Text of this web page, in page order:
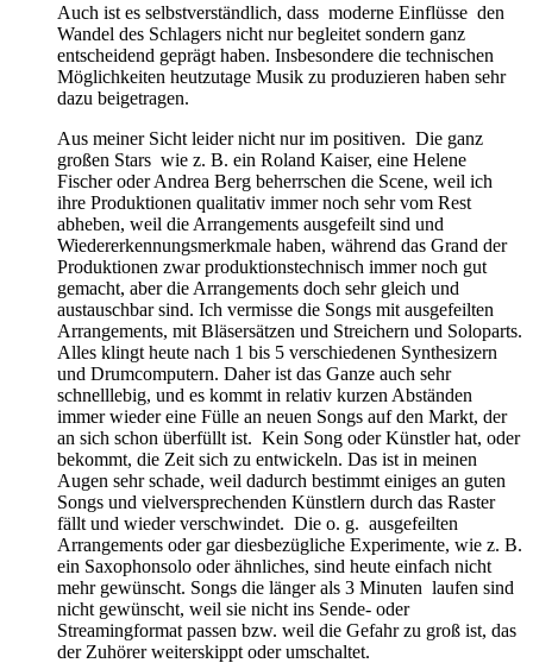
Auch ist es selbstverständlich, dass moderne Einflüsse den
Wandel des Schlagers nicht nur begleitet sondern ganz
entscheidend geprägt haben. Insbesondere die technischen
Möglichkeiten heutzutage Musik zu produzieren haben sehr
dazu beigetragen.
Aus meiner Sicht leider nicht nur im positiven. Die ganz
großen Stars wie z. B. ein Roland Kaiser, eine Helene
Fischer oder Andrea Berg beherrschen die Scene, weil ich
ihre Produktionen qualitativ immer noch sehr vom Rest
abheben, weil die Arrangements ausgefeilt sind und
Wiedererkennungsmerkmale haben, während das Grand der
Produktionen zwar produktionstechnisch immer noch gut
gemacht, aber die Arrangements doch sehr gleich und
austauschbar sind. Ich vermisse die Songs mit ausgefeilten
Arrangements, mit Bläsersätzen und Streichern und Soloparts.
Alles klingt heute nach 1 bis 5 verschiedenen Synthesizern
und Drumcomputern. Daher ist das Ganze auch sehr
schnelllebig, und es kommt in relativ kurzen Abständen
immer wieder eine Fülle an neuen Songs auf den Markt, der
an sich schon überfüllt ist. Kein Song oder Künstler hat, oder
bekommt, die Zeit sich zu entwickeln. Das ist in meinen
Augen sehr schade, weil dadurch bestimmt einiges an guten
Songs und vielversprechenden Künstlern durch das Raster
fällt und wieder verschwindet. Die o. g. ausgefeilten
Arrangements oder gar diesbezügliche Experimente, wie z. B.
ein Saxophonsolo oder ähnliches, sind heute einfach nicht
mehr gewünscht. Songs die länger als 3 Minuten laufen sind
nicht gewünscht, weil sie nicht ins Sende- oder
Streamingformat passen bzw. weil die Gefahr zu groß ist, das
der Zuhörer weiterskippt oder umschaltet.